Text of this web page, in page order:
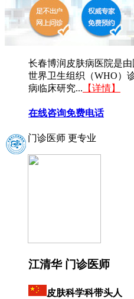
长春博润皮肤病医院是
世界卫生组织（WHO）
病临床研究... 【详情】
在线咨询免费电话
门诊医师 更专业
江清华 门诊医师
皮肤科学科带头人